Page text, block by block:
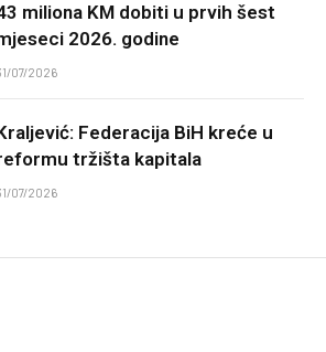
miliona KM dobiti u prvih šest
2026. godine
07/2026
Federacija BiH kreće u
tržišta kapitala
07/2026